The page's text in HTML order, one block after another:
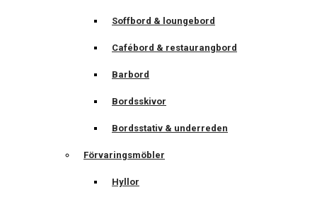
Soffbord & loungebord
Cafébord & restaurangbord
Barbord
Bordsskivor
Bordsstativ & underreden
Förvaringsmöbler
Hyllor